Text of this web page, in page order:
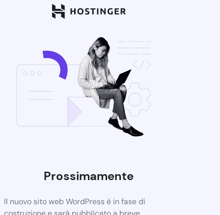
Prossimamente
Il nuovo sito web WordPress è in fase di